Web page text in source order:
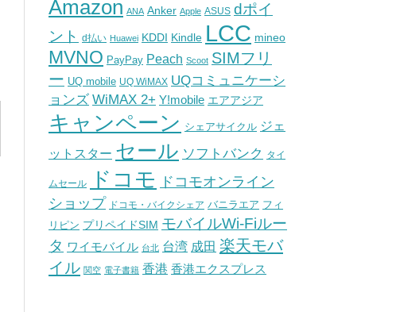
Amazon ANA Anker Apple ASUS dポイ
ント
d払い Huawei KDDI Kindle LCC mineo
MVNO PayPay Peach Scoot SIMフリ
ー UQ mobile UQ WiMAX UQコミュニケーシ
ョンズ WiMAX 2+ Y!mobile エアアジア
キャンペーン シェアサイクル ジェ
ットスター セール ソフトバンク タイ
ムセール ドコモ
ドコモオンライン
ショップ ドコモ・バイクシェア バニラエア フィ
リピン プリペイドSIM モバイルWi-Fiルー
タ ワイモバイル 台北 台湾 成田 楽天モバ
イル 関空 電子書籍 香港 香港エクスプレス